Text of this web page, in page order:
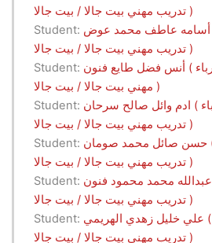
تدريب مهني بيت جالا / بيت جالا )
Student: أسامه عاطف محمد عوض ( كهرباء.S2.2023 -
تدريب مهني بيت جالا / بيت جالا )
Student: أنس فضل طايع فنون ( كهرباء.S2.2023 - تدريب
مهني بيت جالا / بيت جالا )
Student: ادم وائل صالح سرحان ( كهرباء.S2.2023 -
تدريب مهني بيت جالا / بيت جالا )
Student: حسن صائل محمد صومان ( كهرباء.S2.2023 -
تدريب مهني بيت جالا / بيت جالا )
Student: عبدالله محمد محمود فنون ( كهرباء.S2.2023 -
تدريب مهني بيت جالا / بيت جالا )
Student: علي خليل زهدي الهريمي ( كهرباء.S2.2023 -
تدريب مهني بيت جالا / بيت جالا )